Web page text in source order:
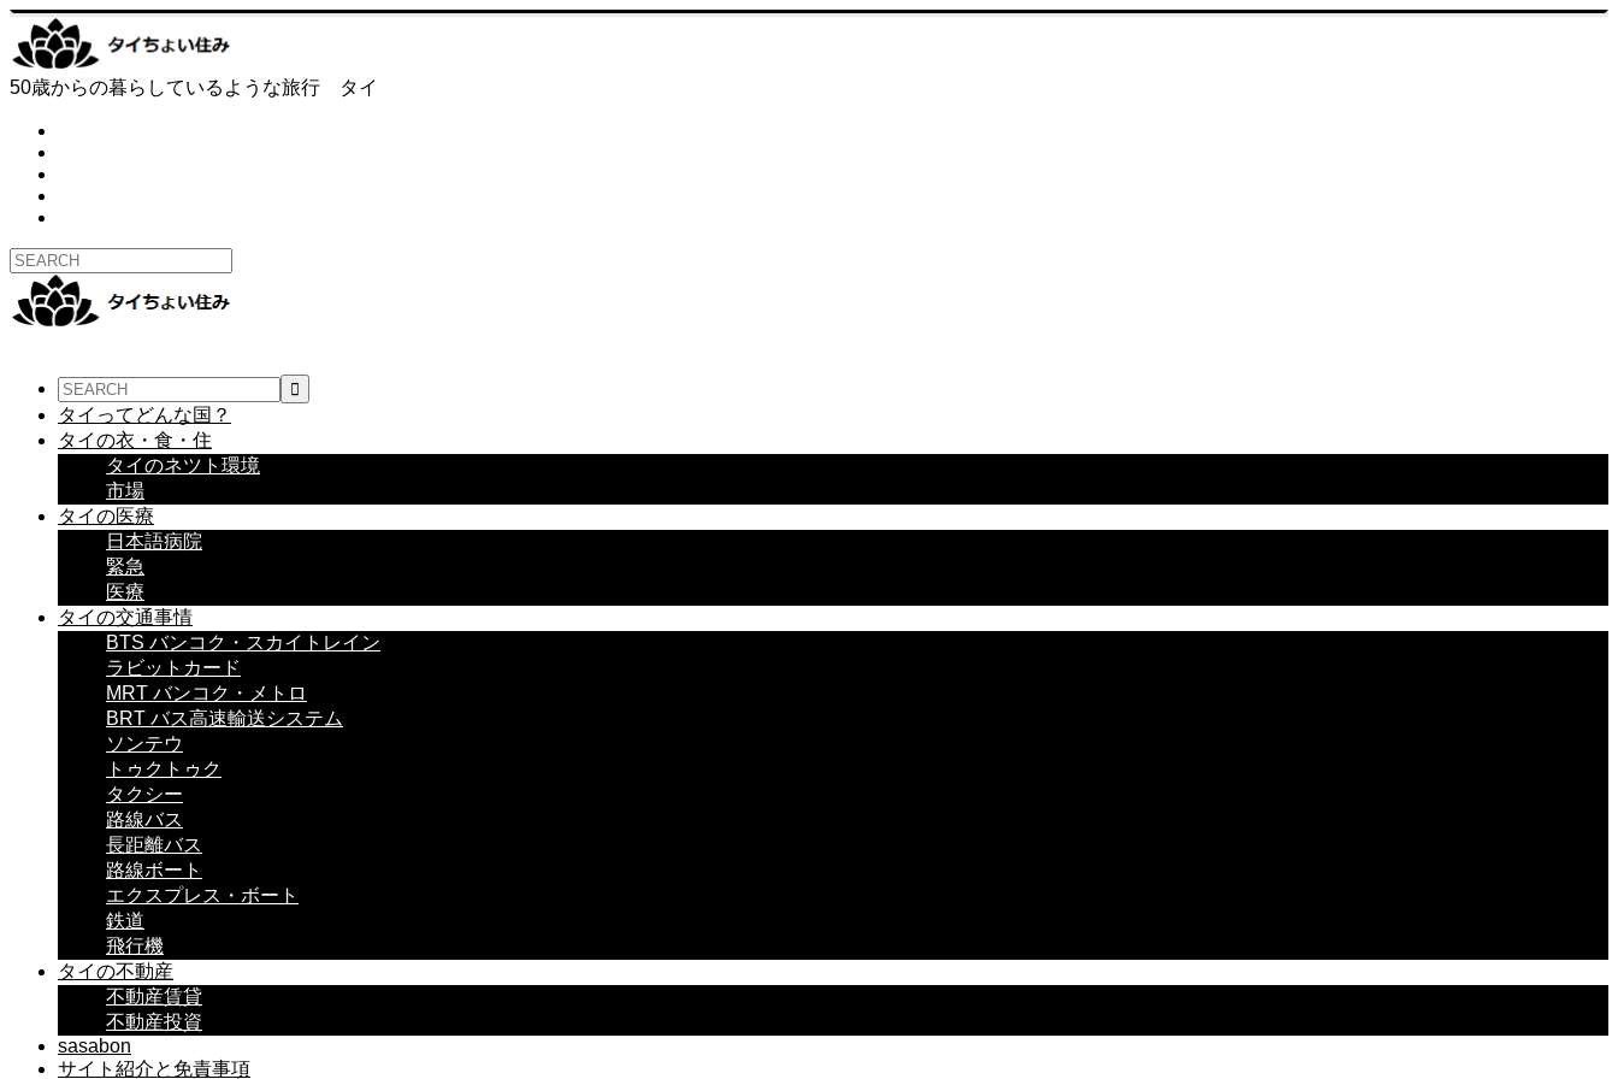
50歳からの暮らしているような旅行 タイ
タイってどんな国？
タイの衣・食・住
タイのネツト環境
市場
タイの医療
日本語病院
緊急
医療
タイの交通事情
BTS バンコク・スカイトレイン
ラビットカード
MRT バンコク・メトロ
BRT バス高速輸送システム
ソンテウ
トゥクトゥク
タクシー
路線バス
長距離バス
路線ボート
エクスプレス・ボート
鉄道
飛行機
タイの不動産
不動産賃貸
不動産投資
sasabon
サイト紹介と免責事項